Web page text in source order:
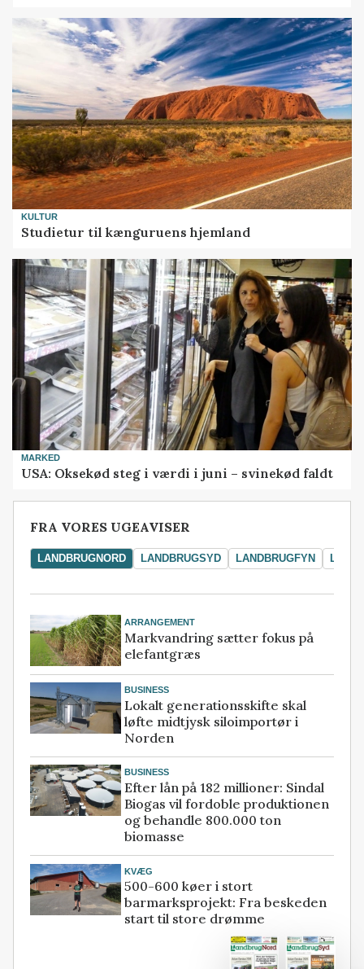
KULTUR
Studietur til kænguruens hjemland
MARKED
USA: Oksekød steg i værdi i juni – svinekød faldt
FRA VORES UGEAVISER
LANDBRUGNORD LANDBRUGSYD LANDBRUGFYN
ARRANGEMENT
Markvandring sætter fokus på
elefantgræs
BUSINESS
Lokalt generationsskifte skal
løfte midtjysk siloimportør i
Norden
BUSINESS
Efter lån på 182 millioner: Sindal
Biogas vil fordoble produktionen
og behandle 800.000 ton
biomasse
KVÆG
500-600 køer i stort
barmarksprojekt: Fra beskeden
start til store drømme